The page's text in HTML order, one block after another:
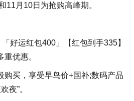
11月10日为抢购高峰期。
好运红包400」【红包到手335】
优惠。
购买，享受早鸟价+国补;数码产品
夜”。